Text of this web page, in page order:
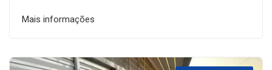
Mais informações